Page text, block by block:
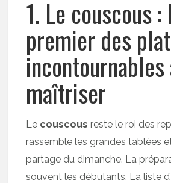
1. Le couscous :
premier des
incontournables
maîtriser
Le couscous reste le roi des
rassemble les grandes tablées
partage du dimanche. La
souvent les débutants. La liste